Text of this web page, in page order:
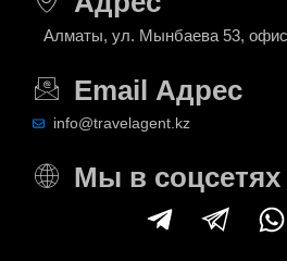
Алматы, ул. Мынбаева 53,
Email Адрес
info@travelagent.kz
Мы в соцсетях